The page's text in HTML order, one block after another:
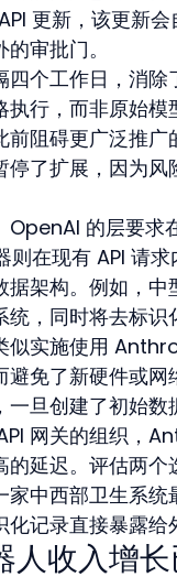
更新，该更新
审批门。
四个工作日，消
执行，而非原始
前阻碍更广泛推
停了扩展，因为
OpenAI 的层要求
在现有 API 请
据架构。例如，
，同时将去标识
似实施使用
免了新硬件或网
一旦创建了初始
网关的组织，
的延迟。评估两
家中西部卫生系
记录直接暴露给
人收入增